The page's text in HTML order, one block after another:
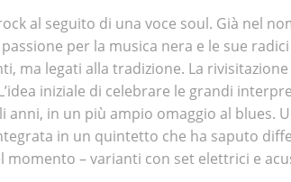
al seguito di una voce soul. Già nel
per la musica nera e le sue
ma legati alla tradizione. La
iniziale di celebrare le grandi
in un più ampio omaggio al blues.
in un quintetto che ha saputo
momento – varianti con set elettrici e